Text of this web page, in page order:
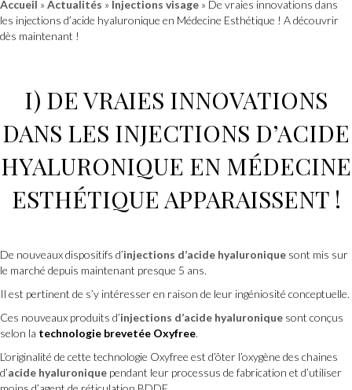
Accueil » Actualités » Injections visage » De vraies innovations dans
les injections d’acide hyaluronique en Médecine Esthétique ! A découvrir
dès maintenant !
I) DE VRAIES INNOVATIONS
DANS LES INJECTIONS D’ACIDE
HYALURONIQUE EN MÉDECINE
ESTHÉTIQUEAPPARAISSENT !
De nouveaux dispositifs d’injections d’acide hyaluronique sont mis sur
le marché depuis maintenant presque 5 ans.
Il est pertinent de s’y intéresser en raison de leur ingéniosité conceptuelle.
Ces nouveaux produits d’injections d’acide hyaluronique sont conçus
selon la technologie brevetée Oxyfree.
L’originalité de cette technologie Oxyfree est d’ôter l’oxygène des chaines
d’acide hyaluronique pendant leur processus de fabrication et d’utiliser